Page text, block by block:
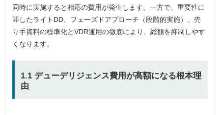
同時に実施すると相応の費用が発生します。一方で、重要性に
即したライトDD、フェーズドアプローチ（段階的実施）、売
り手資料の標準化とVDR運用の徹底により、総額を抑制しやす
くなります。
1.1 デューデリジェンス費用が高額になる根本理
由